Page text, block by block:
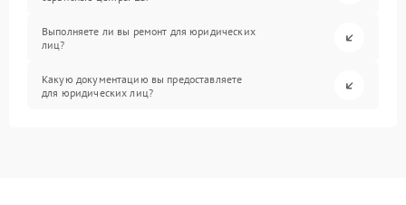
Выполняете ли вы ремонт для юридических
лиц?
Какую документацию вы предоставляете
для юридических лиц?